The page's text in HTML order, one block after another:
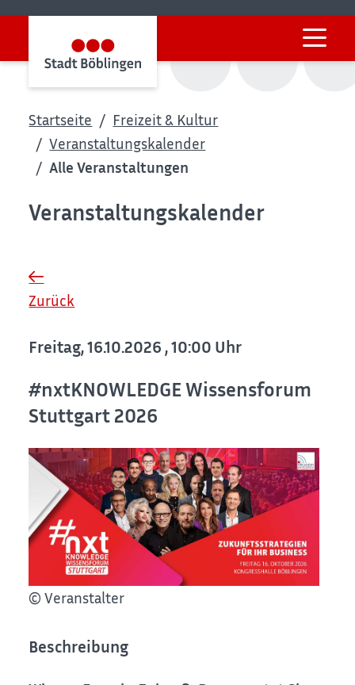
Startseite
Freizeit & Kultur
Veranstaltungskalender
Alle Veranstaltungen
Veranstaltungskalender
Zurück
Freitag, 16.10.2026 , 10:00 Uhr
#nxtKNOWLEDGE Wissensforum
Stuttgart 2026
© Veranstalter
Beschreibung